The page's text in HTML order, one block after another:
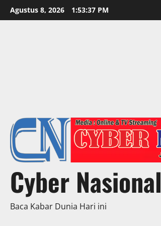
Skip
to
Agustus 8, 2026 1:53:38 PM
Cyber Nasional
Baca Kabar Dunia Hari ini